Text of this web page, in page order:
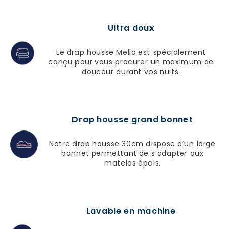
Ultra doux
Le drap housse Mello est spécialement
conçu pour vous procurer un maximum de
douceur durant vos nuits.
Drap housse grand bonnet
Notre drap housse 30cm dispose d’un large
bonnet permettant de s’adapter aux
matelas épais.
Lavable en machine